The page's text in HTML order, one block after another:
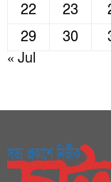
22
23
29
30
« Jul